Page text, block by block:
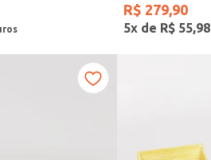
R$ 279,90
5x de R$ 55,98